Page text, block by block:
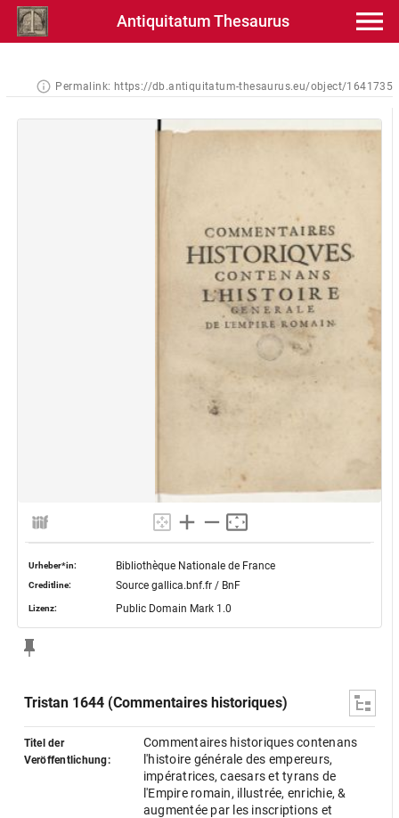
Antiquitatum Thesaurus
Permalink: https://db.antiquitatum-thesaurus.eu/object/1641735
Urheber*in: Bibliothèque Nationale de France
Creditline: Source gallica.bnf.fr / BnF
Lizenz: Public Domain Mark 1.0
Tristan 1644 (Commentaires historiques)
Titel der
Veröffentlichung:
Commentaires historiques contenans
l'histoire générale des empereurs,
impératrices, caesars et tyrans de
l'Empire romain, illustrée, enrichie, &
augmentée par les inscriptions et